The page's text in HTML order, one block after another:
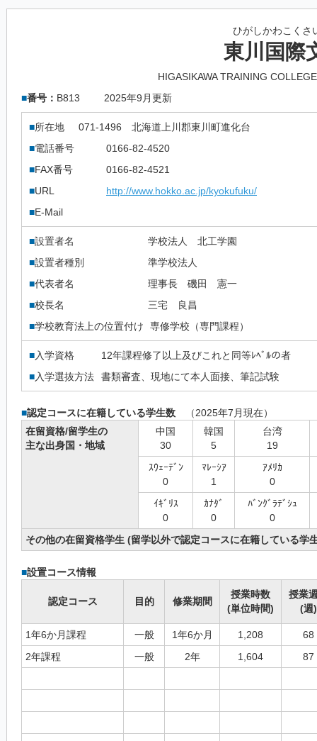
ひがしかわこくさ
東川国際
HIGASIKAWA TRAINING
■番号： B813 2025年9月更新
■所在地 071-1496
北海道上川郡東川町進化台
■電話番号
0166-82-4520
■FAX番号
0166-82-4521
■URL
http://www.hokko.ac.jp/kyokufuku/
■E-Mail
■設置者名
学校法人 北工学園
■設置者種別
準学校法人
■代表者名
理事長 磯田 憲一
■校長名
三宅 良昌
■学校教育法上の位置付け 専修学校（専門課程）
■入学資格
12年課程修了以上及びこれと同等ﾚﾍﾞﾙの者
■入学選抜方法 書類審査、現地にて本人面接、筆記試験
■認定コースに在籍している学生数 （2025年7月現在）
在留資格/留学生の
主な出身国・地域
中国
30
韓国
5
台湾
19
ｽｳｪｰﾃﾞﾝ
0
ﾏﾚｰｼｱ
1
ｱﾒﾘｶ
0
ｲｷﾞﾘｽ
0
ｶﾅﾀﾞ
0
ﾊﾞﾝｸﾞﾗﾃﾞｼｭ
0
その他の在留資格学生 (留学以外で認定コースに在籍している学
■設置コース情報
認定コース 目的 修業期間
授業時数
(単位時間)
授業
(週)
1年6か月課程 一般 1年6か月 1,208
68
2年課程
一般 2年 1,604 87